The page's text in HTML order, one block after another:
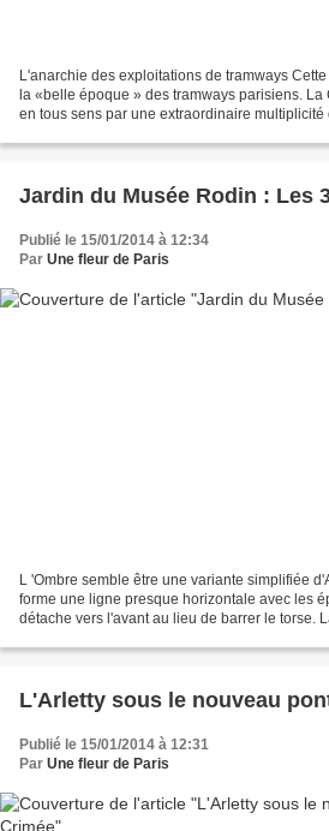
L'anarchie des exploitations de tramways
la «belle époque » des tramways parisiens.
en tous sens par une extraordinaire
Jardin du Musée Rodin : Les
Publié le 15/01/2014 à 12:34
Par Une fleur de Paris
L 'Ombre semble être une variante simplifiée
forme une ligne presque horizontale avec les
détache vers l'avant au lieu de barrer le torse.
L'Arletty sous le nouveau
Publié le 15/01/2014 à 12:31
Par Une fleur de Paris